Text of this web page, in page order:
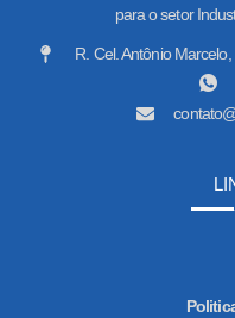
para o setor
R. Cel. Antônio